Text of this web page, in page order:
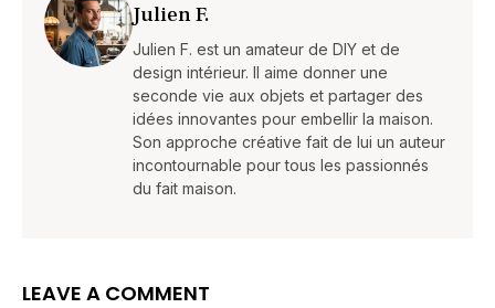
Julien F.
Julien F. est un amateur de DIY et de
design intérieur. Il aime donner une
seconde vie aux objets et partager des
idées innovantes pour embellir la maison.
Son approche créative fait de lui un auteur
incontournable pour tous les passionnés
du fait maison.
LEAVE A COMMENT